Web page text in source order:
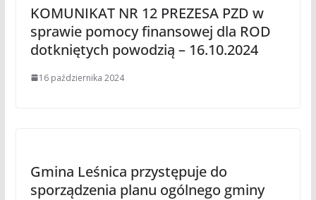
KOMUNIKAT NR 12 PREZESA PZD w
sprawie pomocy finansowej dla ROD
dotkniętych powodzią – 16.10.2024
16 października 2024
Gmina Leśnica przystępuje do
sporządzenia planu ogólnego gminy